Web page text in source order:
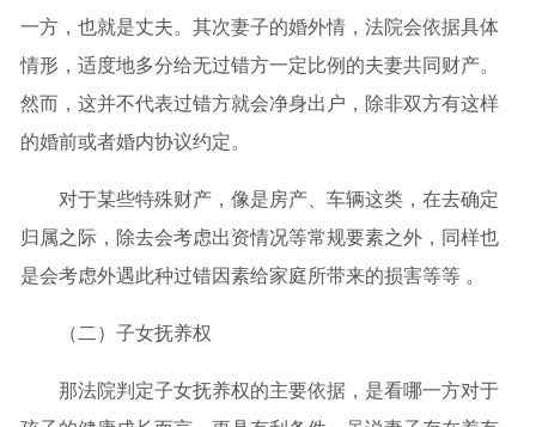
在线留言
联系我们
一方，也就是丈夫。其次妻子的婚外情，法院会依据具体
情形，适度地多分给无过错方一定比例的夫妻共同财产。
然而，这并不代表过错方就会净身出户，除非双方有这样
的婚前或者婚内协议约定。
对于某些特殊财产，像是房产、车辆这类，在去确定
归属之际，除去会考虑出资情况等常规要素之外，同样也
是会考虑外遇此种过错因素给家庭所带来的损害等等 。
（二）子女抚养权
那法院判定子女抚养权的主要依据，是看哪一方对于